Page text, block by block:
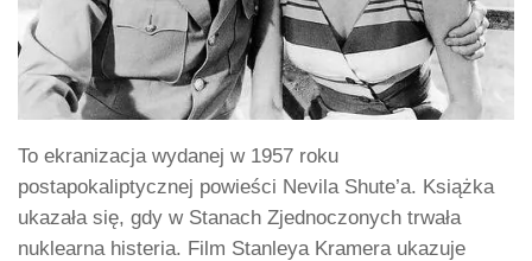
To ekranizacja wydanej w 1957 roku
postapokaliptycznej powieści Nevila Shute’a. Książka
ukazała się, gdy w Stanach Zjednoczonych trwała
nuklearna histeria. Film Stanleya Kramera ukazuje